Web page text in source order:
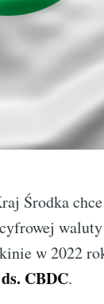
Środka
w 2022
CBDC.